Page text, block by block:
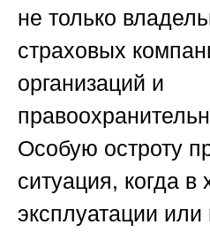
не только
страховых
организаций и
Особую остроту
ситуация, когда в
эксплуатации